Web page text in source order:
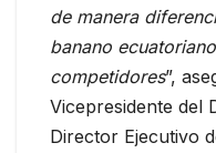
de manera
banano
competidores”,
Vicepresidente del
Director Ejecutivo